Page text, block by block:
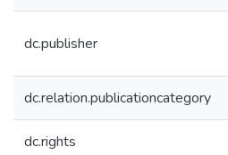
dc.publisher
dc.relation.publicationcategory
dc.rights